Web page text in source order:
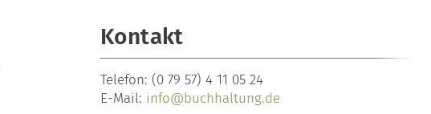
Kontakt
Telefon: (0 79 57) 4 11 05 24
E-Mail: info@buchhaltung.de